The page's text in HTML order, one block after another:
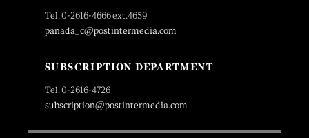
Tel. 0-2616-4666 ext.4659
panada_c@postintermedia.com
SUBSCRIPTION DEPARTMENT
Tel. 0-2616-4726
subscription@postintermedia.com